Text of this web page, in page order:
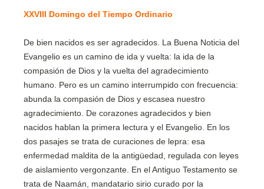
XXVIII Domingo del Tiempo Ordinario
De bien nacidos es ser agradecidos. La Buena Noticia del
Evangelio es un camino de ida y vuelta: la ida de la
compasión de Dios y la vuelta del agradecimiento
humano. Pero es un camino interrumpido con frecuencia:
abunda la compasión de Dios y escasea nuestro
agradecimiento. De corazones agradecidos y bien
nacidos hablan la primera lectura y el Evangelio. En los
dos pasajes se trata de curaciones de lepra: esa
enfermedad maldita de la antigüedad, regulada con leyes
de aislamiento vergonzante. En el Antiguo Testamento se
trata de Naamán, mandatario sirio curado por la